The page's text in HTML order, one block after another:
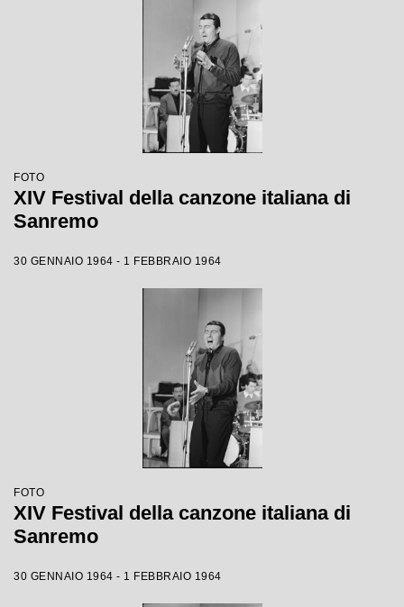
FOTO
XIV Festival della canzone italiana di
Sanremo
30 GENNAIO 1964 - 1 FEBBRAIO 1964
FOTO
XIV Festival della canzone italiana di
Sanremo
30 GENNAIO 1964 - 1 FEBBRAIO 1964